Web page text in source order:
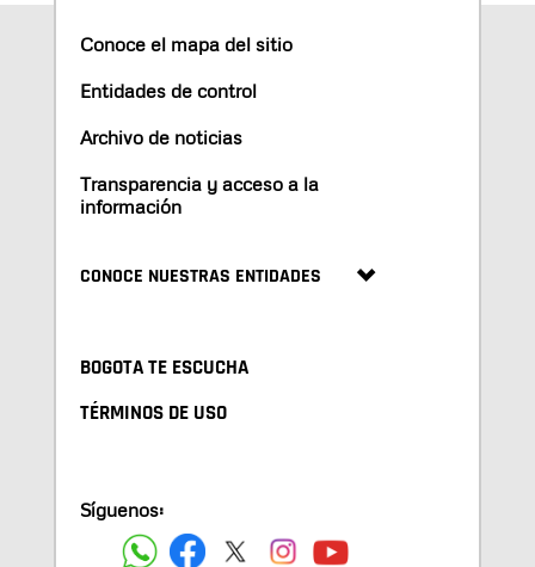
Conoce el mapa del sitio
Entidades de control
Archivo de noticias
Transparencia y acceso a la
información
CONOCE NUESTRAS ENTIDADES
BOGOTA TE ESCUCHA
TÉRMINOS DE USO
Síguenos: